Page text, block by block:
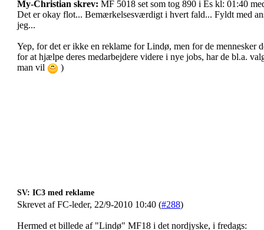
My-Christian skrev: MF 5018 set som tog 890 i Es kl: 01:40
Det er okay flot... Bemærkelsesværdigt i hvert fald... Fyldt med
jeg...
Yep, for det er ikke en reklame for Lindø, men for de mennesker
for at hjælpe deres medarbejdere videre i nye jobs, har de bl.a.
man vil
)
SV: IC3 med reklame
Skrevet af FC-leder, 22/9-2010 10:40 (#288)
Hermed et billede af "Lindø" MF18 i det nordjyske, i fredags: